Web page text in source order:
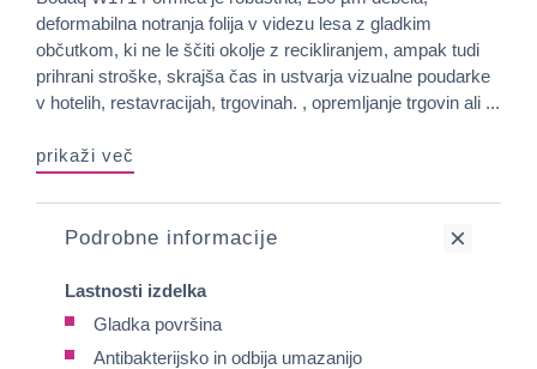
deformabilna notranja folija v videzu lesa z gladkim
občutkom, ki ne le ščiti okolje z recikliranjem, ampak tudi
prihrani stroške, skrajša čas in ustvarja vizualne poudarke
v hotelih, restavracijah, trgovinah. , opremljanje trgovin ali ...
prikaži več
Podrobne informacije
Lastnosti izdelka
Gladka površina
Antibakterijsko in odbija umazanijo